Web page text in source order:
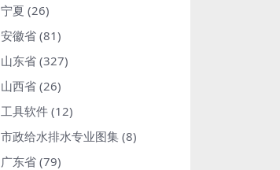
宁夏 (26)
安徽省 (81)
山东省 (327)
山西省 (26)
工具软件 (12)
市政给水排水专业图集 (8)
广东省 (79)